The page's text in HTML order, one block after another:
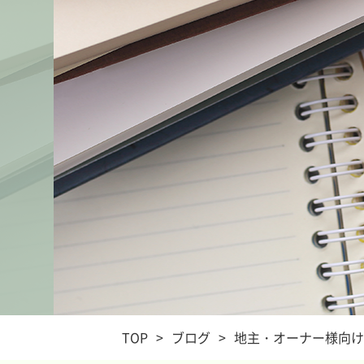
TOP > ブログ > 地主・オーナー様向